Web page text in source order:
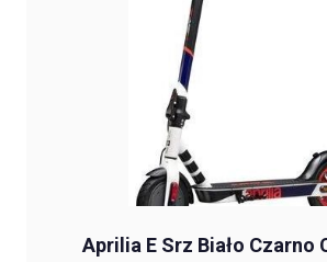
Aprilia E Srz Biało Czarno